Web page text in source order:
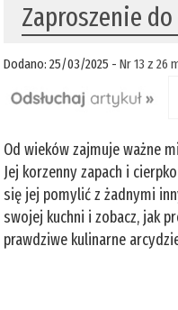
Zaproszenie
Dodano: 25/03/2025 -Nr 13 z 26
Od wieków zajmuje ważne
Jej korzenny zapach i
się jej pomylić z żadnymi
swojej kuchni i zobacz, jak
prawdziwe kulinarne